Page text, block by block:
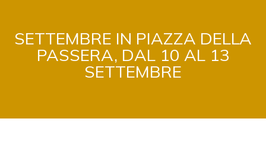
SETTEMBRE IN PIAZZA DELLA
PASSERA, DAL 10 AL 13
SETTEMBRE